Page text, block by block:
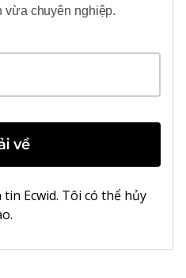
vừa chuyên nghiệp.
về
Ecwid. Tôi có thể hủy